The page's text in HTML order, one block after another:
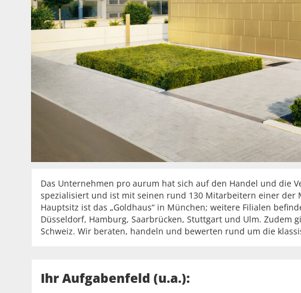
Das Unternehmen pro aurum hat sich auf den Handel und die
spezialisiert und ist mit seinen rund 130 Mitarbeitern einer der
Hauptsitz ist das „Goldhaus“ in München; weitere Filialen
Düsseldorf, Hamburg, Saarbrücken, Stuttgart und Ulm. Zudem
Schweiz. Wir beraten, handeln und bewerten rund um die
Ihr Aufgabenfeld (u.a.):